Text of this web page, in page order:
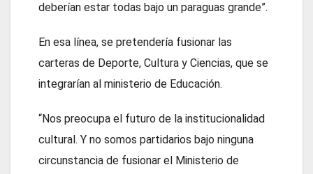
deberían estar todas bajo un paraguas grande”.
En esa línea, se pretendería fusionar las
carteras de Deporte, Cultura y Ciencias, que se
integrarían al ministerio de Educación.
“Nos preocupa el futuro de la institucionalidad
cultural. Y no somos partidarios bajo ninguna
circunstancia de fusionar el Ministerio de